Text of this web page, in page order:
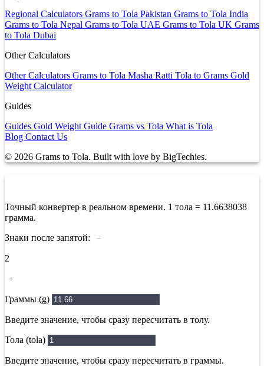
Regional Calculators Grams to Tola Pakistan Grams to Tola India
Grams to Tola Nepal Grams to Tola UAE Grams to Tola UK Grams
to Tola Dubai
Other Calculators
Other Calculators Grams to Tola Masha Ratti Tola to Grams Gold
Weight Calculator
Guides
Guides Gold Weight Guide Grams vs Tola What is Tola
Blog Contact Us
© 2026 Grams to Tola. Built with love by BigTechies.
Точный конвертер в реальном времени. 1 тола = 11.6638038
грамма.
Знаки после запятой:
−
2
+
Граммы (g)
Введите значение, чтобы сразу пересчитать в толу.
Тола (tola)
Введите значение, чтобы сразу пересчитать в граммы.